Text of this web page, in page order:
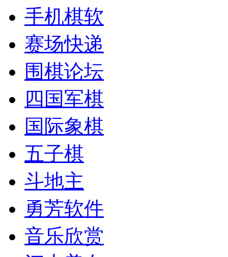
手机棋软
赛场快递
围棋论坛
四国军棋
国际象棋
五子棋
斗地主
勇芳软件
音乐欣赏